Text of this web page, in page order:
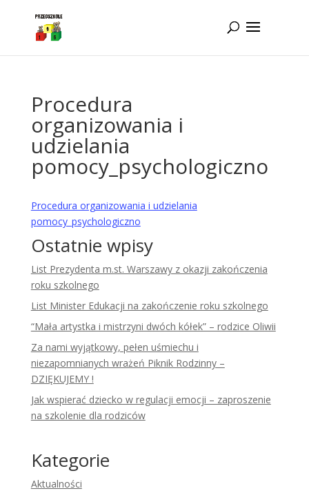
Procedura
organizowania i
udzielania
pomocy_psychologiczno
Procedura organizowania i udzielania
pomocy_psychologiczno
Ostatnie wpisy
List Prezydenta m.st. Warszawy z okazji zakończenia
roku szkolnego
List Minister Edukacji na zakończenie roku szkolnego
“Mała artystka i mistrzyni dwóch kółek” – rodzice Oliwii
Za nami wyjątkowy, pełen uśmiechu i
niezapomnianych wrażeń Piknik Rodzinny –
DZIĘKUJEMY !
Jak wspierać dziecko w regulacji emocji – zaproszenie
na szkolenie dla rodziców
Kategorie
Aktualności